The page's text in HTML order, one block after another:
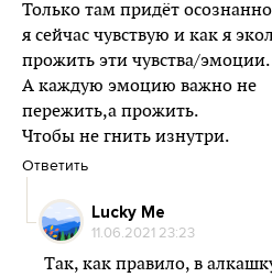
усиливает действие гамма-
кислоты, основного
при этом адаптируются – и
следующего «успокоения»
– Нельзя употреблять
некоторое время, если
каждый день, он замечает,
вызывает у него той
Только там придёт
я сейчас чувствую и как я
прожить эти чувства/эмоции.
А каждую эмоцию важно не
пережить,а прожить.
Чтобы не гнить изнутри.
Ответить
Lucky Me
11.06.2021 23:23
Так, как правило, в